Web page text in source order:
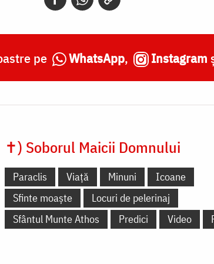
pe WhatsApp, Instagram
✝) Soborul Maicii Domnului
Paraclis Viață Minuni
Icoane
Sfinte moaște
Locuri de pelerinaj
Sfântul Munte Athos
Predici Video